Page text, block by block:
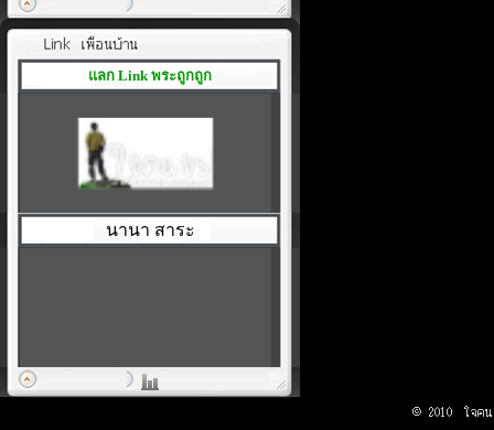
แลก Link พระถูกถูก
นานา สาระ